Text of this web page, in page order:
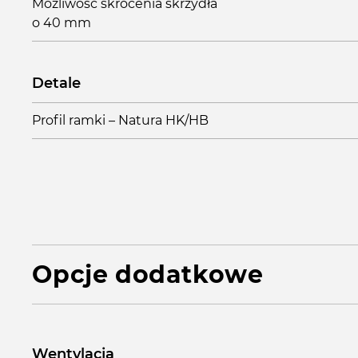
Możliwość skrócenia skrzydła
o 40 mm
Detale
Profil ramki – Natura HK/HB
Opcje dodatkowe
Wentylacja